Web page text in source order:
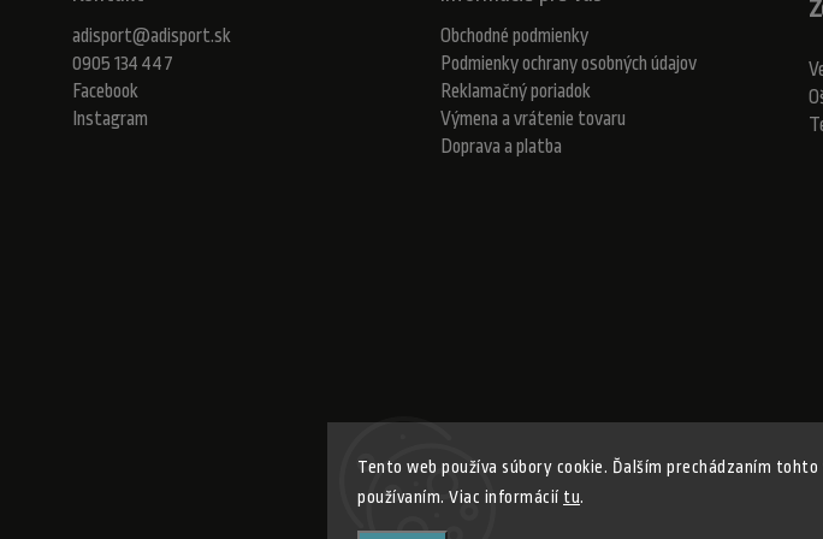
Tento web používa súbory cookie. Ďalším prechádzaním
používaním. Viac informácií tu.
adisport@adisport.sk
0905 134 447
Facebook
Instagram
Obchodné podmienky
Podmienky ochrany osobných údajov
Reklamačný poriadok
Výmena a vrátenie tovaru
Doprava a platba
Copyright 2026